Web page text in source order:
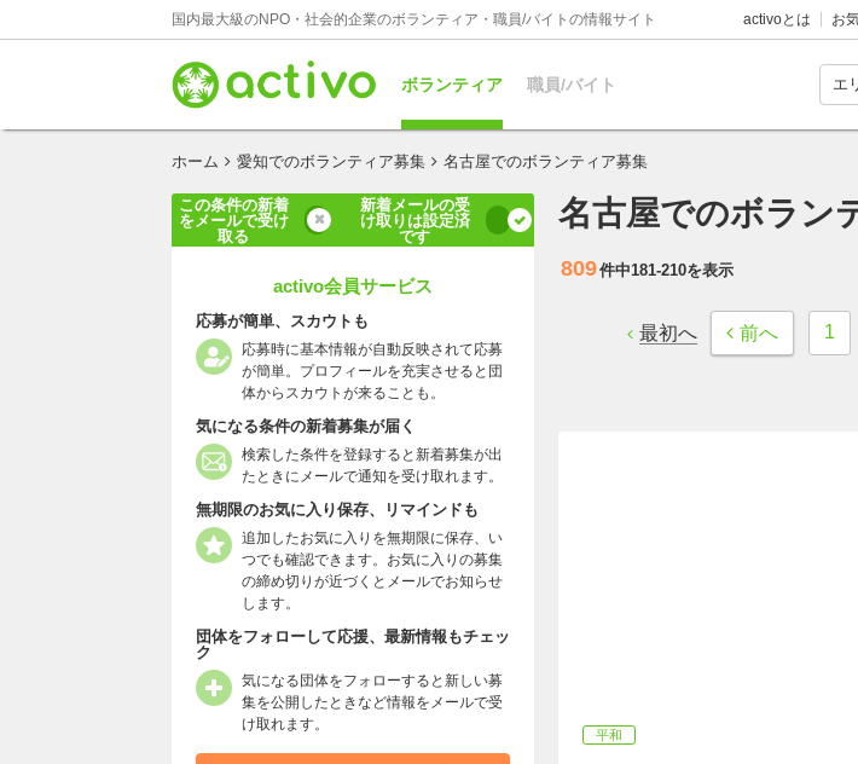
国内最大級のNPO・社会的企業のボランティア・職員/バイトの情報サイト activoとは お
ボランティア 職員/バイト
ホーム 愛知でのボランティア募集 名古屋でのボランティア募集
名古屋でのボラン
809件中181-210を表示
最初へ 前へ 1
平和
この条件の新着
をメールで受け
取る
新着メールの受
け取りは設定済
です
activo会員サービス
応募が簡単、スカウトも
応募時に基本情報が自動反映されて応募
が簡単。プロフィールを充実させると団
体からスカウトが来ることも。
気になる条件の新着募集が届く
検索した条件を登録すると新着募集が出
たときにメールで通知を受け取れます。
無期限のお気に入り保存、リマインドも
追加したお気に入りを無期限に保存、い
つでも確認できます。お気に入りの募集
の締め切りが近づくとメールでお知らせ
します。
団体をフォローして応援、最新情報もチェッ
ク
気になる団体をフォローすると新しい募
集を公開したときなど情報をメールで受
け取れます。